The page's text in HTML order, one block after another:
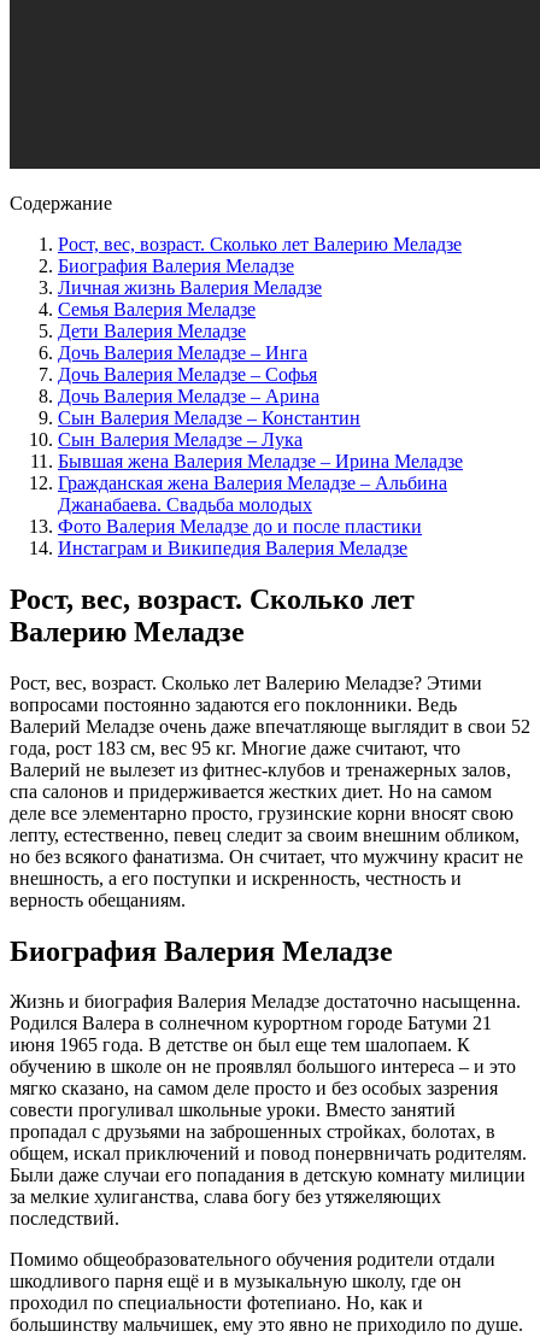
Содержание
Рост, вес, возраст. Сколько лет Валерию Меладзе
Биография Валерия Меладзе
Личная жизнь Валерия Меладзе
Семья Валерия Меладзе
Дети Валерия Меладзе
Дочь Валерия Меладзе – Инга
Дочь Валерия Меладзе – Софья
Дочь Валерия Меладзе – Арина
Сын Валерия Меладзе – Константин
Сын Валерия Меладзе – Лука
Бывшая жена Валерия Меладзе – Ирина Меладзе
Гражданская жена Валерия Меладзе – Альбина
Джанабаева. Свадьба молодых
Фото Валерия Меладзе до и после пластики
Инстаграм и Википедия Валерия Меладзе
Рост, вес, возраст. Сколько лет
Валерию Меладзе
Рост, вес, возраст. Сколько лет Валерию Меладзе? Этими
вопросами постоянно задаются его поклонники. Ведь
Валерий Меладзе очень даже впечатляюще выглядит в свои 52
года, рост 183 см, вес 95 кг. Многие даже считают, что
Валерий не вылезет из фитнес-клубов и тренажерных залов,
спа салонов и придерживается жестких диет. Но на самом
деле все элементарно просто, грузинские корни вносят свою
лепту, естественно, певец следит за своим внешним обликом,
но без всякого фанатизма. Он считает, что мужчину красит не
внешность, а его поступки и искренность, честность и
верность обещаниям.
Биография Валерия Меладзе
Жизнь и биография Валерия Меладзе достаточно насыщенна.
Родился Валера в солнечном курортном городе Батуми 21
июня 1965 года. В детстве он был еще тем шалопаем. К
обучению в школе он не проявлял большого интереса – и это
мягко сказано, на самом деле просто и без особых зазрения
совести прогуливал школьные уроки. Вместо занятий
пропадал с друзьями на заброшенных стройках, болотах, в
общем, искал приключений и повод понервничать родителям.
Были даже случаи его попадания в детскую комнату милиции
за мелкие хулиганства, слава богу без утяжеляющих
последствий.
Помимо общеобразовательного обучения родители отдали
шкодливого парня ещё и в музыкальную школу, где он
проходил по специальности фотепиано. Но, как и
большинству мальчишек, ему это явно не приходило по душе.